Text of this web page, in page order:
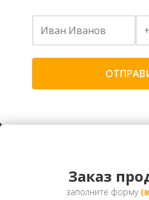
Заказ
заполните форму